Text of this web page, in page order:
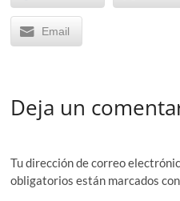
Email
Deja un
Tu dirección de correo
obligatorios están marcados con